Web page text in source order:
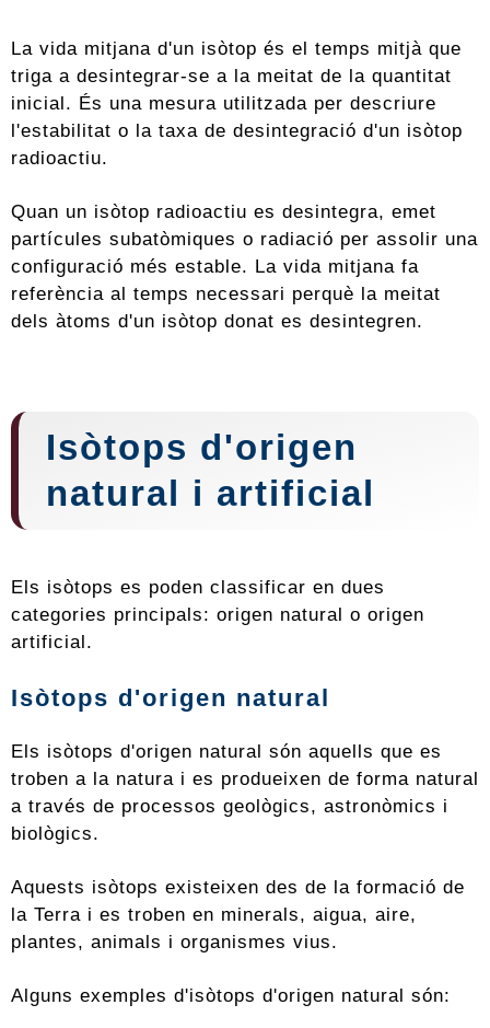
La vida mitjana d'un isòtop és el temps mitjà que
triga a desintegrar-se a la meitat de la quantitat
inicial. És una mesura utilitzada per descriure
l'estabilitat o la taxa de desintegració d'un isòtop
radioactiu.
Quan un isòtop radioactiu es desintegra, emet
partícules subatòmiques o radiació per assolir una
configuració més estable. La vida mitjana fa
referència al temps necessari perquè la meitat
dels àtoms d'un isòtop donat es desintegren.
Isòtops d'origen
natural i artificial
Els isòtops es poden classificar en dues
categories principals: origen natural o origen
artificial.
Isòtops d'origen natural
Els isòtops d'origen natural són aquells que es
troben a la natura i es produeixen de forma natural
a través de processos geològics, astronòmics i
biològics.
Aquests isòtops existeixen des de la formació de
la Terra i es troben en minerals, aigua, aire,
plantes, animals i organismes vius.
Alguns exemples d'isòtops d'origen natural són: